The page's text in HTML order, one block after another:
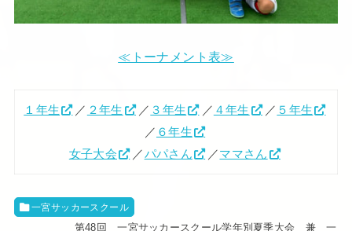
≪トーナメント表≫
１年生 ／ ２年生 ／ ３年生 ／ ４年生 ／ ５年生
／ ６年生
女子大会
／パパさん ／ママさん
一宮サッカースクール
第48回 一宮サッカースクール学年別夏季大会 兼 一